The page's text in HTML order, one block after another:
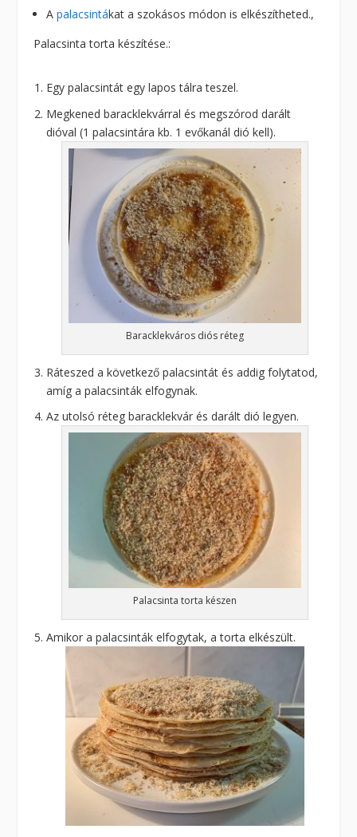
Apalacsintákat a szokásos módon is elkészítheted.,
Palacsinta torta készítése.:
Egy palacsintát egy lapos tálra teszel.
Megkened baracklekvárral és megszórod darált
dióval (1 palacsintára kb. 1 evőkanál dió kell).
Baracklekváros diós réteg
Ráteszed a következő palacsintát és addig folytatod,
amíg a palacsinták elfogynak.
Az utolsó réteg baracklekvár és darált dió legyen.
Palacsinta torta készen
Amikor a palacsinták elfogytak, a torta elkészült.